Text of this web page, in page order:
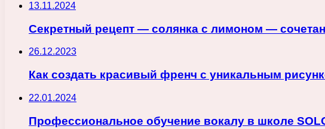
13.11.2024
Секретный рецепт — солянка с лимоном —
26.12.2023
Как создать красивый френч с уникальным
22.01.2024
Профессиональное обучение вокалу в школе